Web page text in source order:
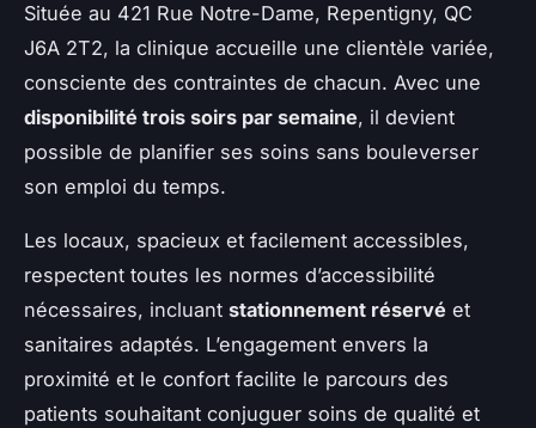
Située au 421 Rue Notre-Dame, Repentigny, QC
J6A 2T2, la clinique accueille une clientèle variée,
consciente des contraintes de chacun. Avec une
disponibilité trois soirs par semaine, il devient
possible de planifier ses soins sans bouleverser
son emploi du temps.
Les locaux, spacieux et facilement accessibles,
respectent toutes les normes d’accessibilité
nécessaires, incluant stationnement réservé et
sanitaires adaptés. L’engagement envers la
proximité et le confort facilite le parcours des
patients souhaitant conjuguer soins de qualité et